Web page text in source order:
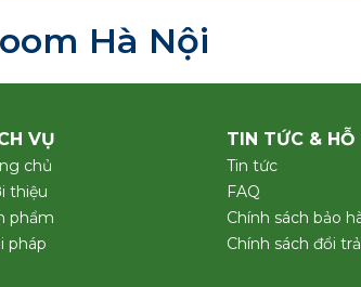
Hà Nội
VỤ
chủ
thiệu
phẩm
pháp
TIN TỨC & HỖ
Tin tức
FAQ
Chính sách bảo
Chính sách đổi trả